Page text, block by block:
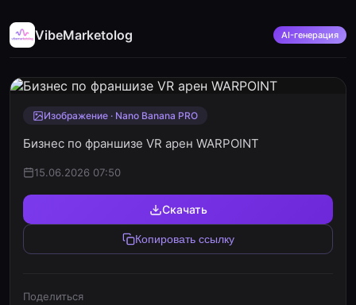
VibeMarketolog AI-генерация
Изображение · Nano Banana PRO
Бизнес по франшизе VR арен WARPOINT
15.06.2026 07:50
Скачать
Копировать ссылку
Поделиться